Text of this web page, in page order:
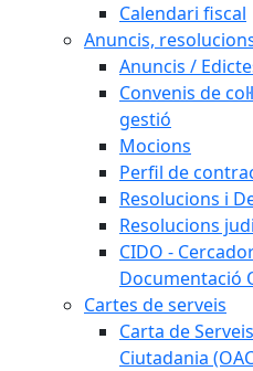
Calendari fiscal
Anuncis,
Anuncis /
Convenis de
gestió
Mocions
Perfil de
Resolucions i
Resolucions
CIDO -
Documentació
Cartes de serveis
Carta de
Ciutadania